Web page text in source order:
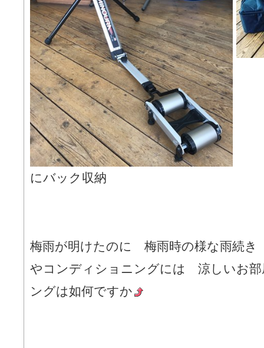
にバック収納
梅雨が明けたのに 梅雨時の様な雨続
やコンディショニングには 涼しいお
ングは如何ですか